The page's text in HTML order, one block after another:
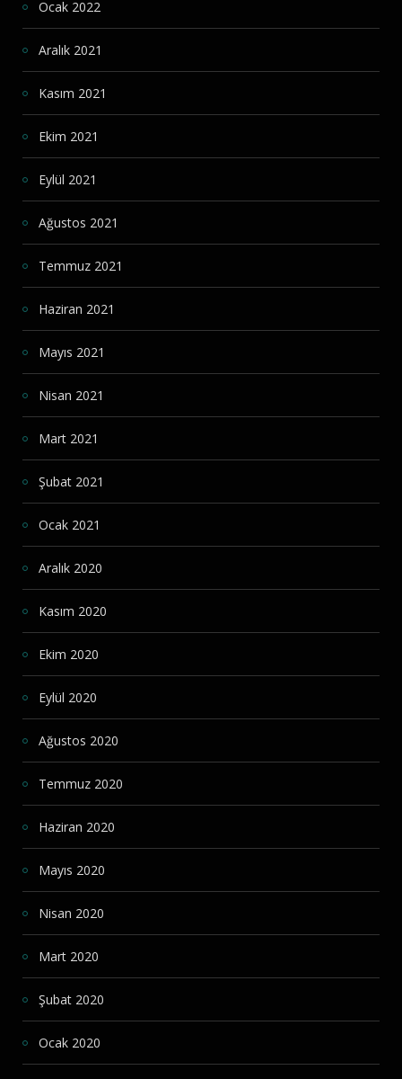
Ocak 2022
Aralık 2021
Kasım 2021
Ekim 2021
Eylül 2021
Ağustos 2021
Temmuz 2021
Haziran 2021
Mayıs 2021
Nisan 2021
Mart 2021
Şubat 2021
Ocak 2021
Aralık 2020
Kasım 2020
Ekim 2020
Eylül 2020
Ağustos 2020
Temmuz 2020
Haziran 2020
Mayıs 2020
Nisan 2020
Mart 2020
Şubat 2020
Ocak 2020